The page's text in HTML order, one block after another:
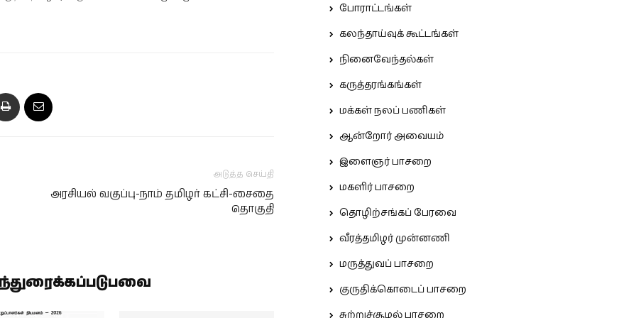
அடுத்த செய்தி
அரசியல் வகுப்பு-நாம் தமிழர் கட்சி-சைதை
தொகுதி
போராட்டங்கள்
கலந்தாய்வுக் கூட்டங்கள்
நினைவேந்தல்கள்
கருத்தரங்கங்கள்
மக்கள் நலப் பணிகள்
ஆன்றோர் அவையம்
இளைஞர் பாசறை
மகளிர் பாசறை
தொழிற்சங்கப் பேரவை
வீரத்தமிழர் முன்னணி
மருத்துவப் பாசறை
குருதிக்கொடைப் பாசறை